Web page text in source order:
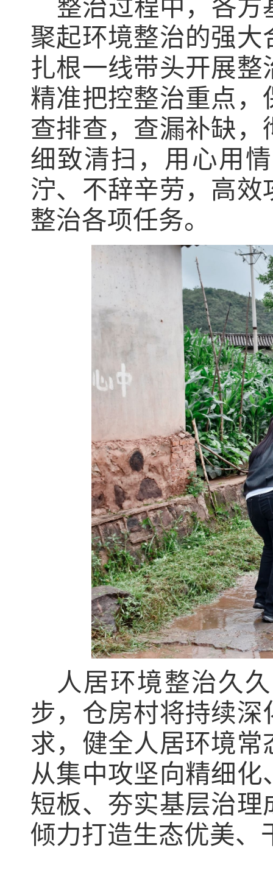
整治过程中，各
聚起环境整治的强
扎根一线带头开展
精准把控整治重点
查排查，查漏补缺
细致清扫，用心用
泞、不辞辛劳，高
整治各项任务。
人居环境整治久
步，仓房村将持续
求，健全人居环境
从集中攻坚向精细
短板、夯实基层治
倾力打造生态优美、